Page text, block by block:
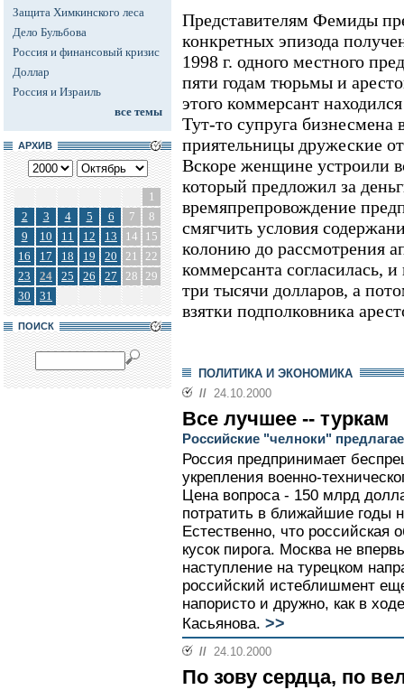
Защита Химкинского леса
Дело Бульбова
Россия и финансовый кризис
Доллар
Россия и Израиль
все темы
АРХИВ
1
2
3 4 5 6 7
8
9
10 11 12 13 14
15
16
17 18 19 20 21
22
23
24 25 26 27 28 29
30
31
ПОИСК
Представителям Фемиды
конкретных эпизода
1998 г. одного местного
пяти годам тюрьмы и
этого коммерсант
Тут-то супруга бизнесмена
приятельницы дружеские
Вскоре женщине устроили
который предложил за
времяпрепровождение
смягчить условия
колонию до рассмотрения
коммерсанта согласилась,
три тысячи долларов, а
взятки подполковника
ПОЛИТИКА И ЭКОНОМИКА
// 24.10.2000
Все лучшее -- туркам
Российские "челноки"
Россия предпринимает
укрепления военно-
Цена вопроса - 150 млрд
потратить в ближайшие годы
Естественно, что российская
кусок пирога. Москва не
наступление на турецком
российский истеблишмент
напористо и дружно, как в
Касьянова. >>
// 24.10.2000
По зову сердца, по